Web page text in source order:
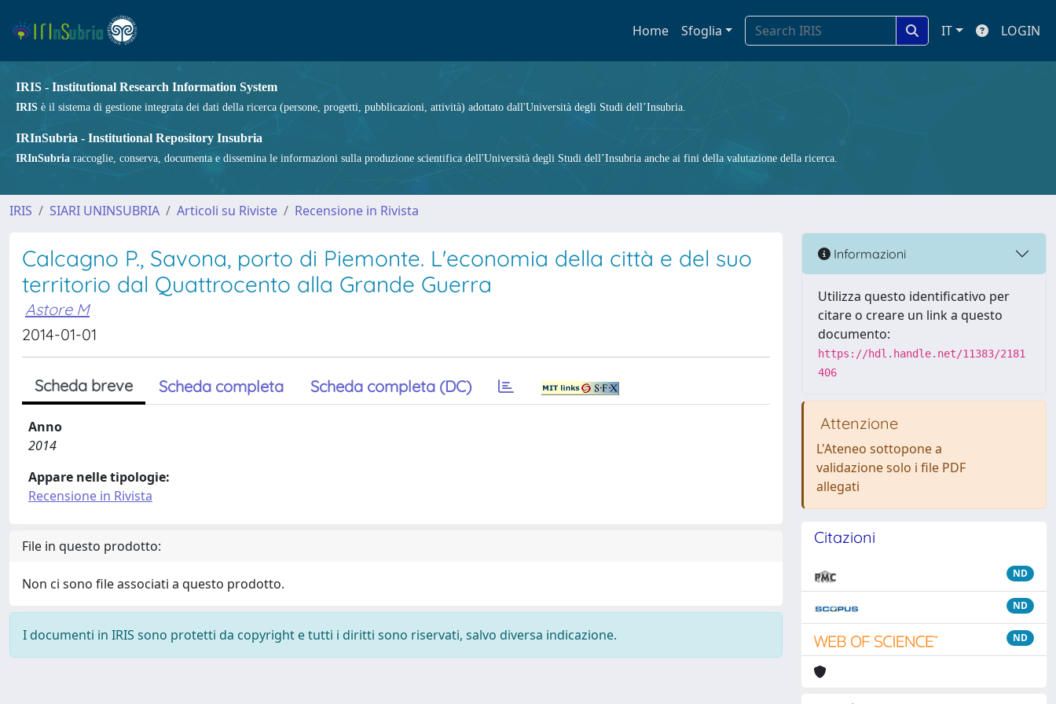
Home Sfoglia IT LOGIN
IRIS - Institutional Research Information System
IRIS è il sistema di gestione integrata dei dati della ricerca (persone, progetti, pubblicazioni, attività) adottato dall'Università degli Studi dell’Insubria.
IRInSubria - Institutional Repository Insubria
IRInSubria raccoglie, conserva, documenta e dissemina le informazioni sulla produzione scientifica dell'Università degli Studi dell’Insubria anche ai fini della valutazione della ricerca.
IRIS SIARI UNINSUBRIA Articoli su Riviste Recensione in Rivista
Calcagno P., Savona, porto di Piemonte. L'economia della città e del suo
territorio dal Quattrocento alla Grande Guerra
Astore M
2014-01-01
Scheda breve Scheda completa Scheda completa (DC)
Anno
2014
Appare nelle tipologie:
Recensione in Rivista
File in questo prodotto:
Non ci sono file associati a questo prodotto.
I documenti in IRIS sono protetti da copyright e tutti i diritti sono riservati, salvo diversa indicazione.
Informazioni
Utilizza questo identificativo per
citare o creare un link a questo
documento:
https://hdl.handle.net/11383/2181
406
Attenzione
L'Ateneo sottopone a
validazione solo i file PDF
allegati
Citazioni
ND
ND
ND